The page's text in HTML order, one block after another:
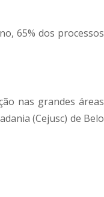
65% dos processos
nas grandes áreas
(Cejusc) de Belo